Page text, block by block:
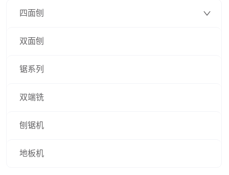
四面刨
双面刨
锯系列
双端铣
刨锯机
地板机